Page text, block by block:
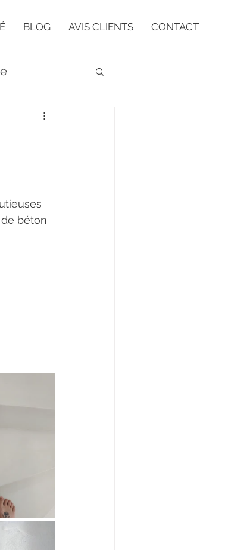
BLOG AVIS CLIENTS CONTACT
béton